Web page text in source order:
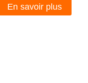
En savoir plus